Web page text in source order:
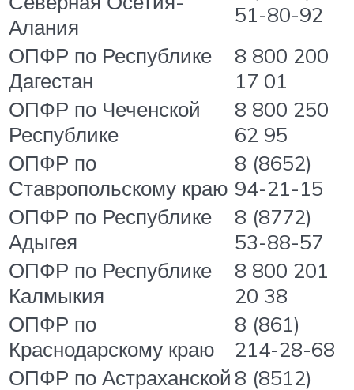
Алания
51-80-92
ОПФР по Республике
Дагестан
8 800 200
17 01
ОПФР по Чеченской
Республике
8 800 250
62 95
ОПФР по
Ставропольскому краю
8 (8652)
94-21-15
ОПФР по Республике
Адыгея
8 (8772)
53-88-57
ОПФР по Республике
Калмыкия
8 800 201
20 38
ОПФР по
Краснодарскому краю
8 (861)
214-28-68
ОПФР по Астраханской 8 (8512)